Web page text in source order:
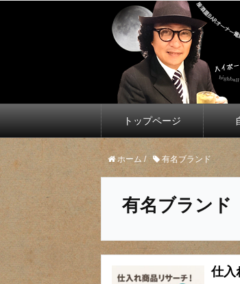
トップページ
ホーム / 有名ブランド
有名ブランド
仕入